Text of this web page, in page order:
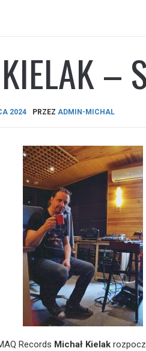
–
2024 PRZEZ ADMIN-MICHAL
Records Michał Kielak